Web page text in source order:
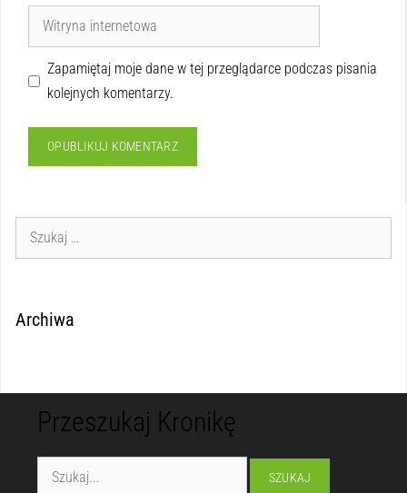
Zapamiętaj moje dane w tej przeglądarce podczas pisania
kolejnych komentarzy.
Archiwa
Przeszukaj Kronikę